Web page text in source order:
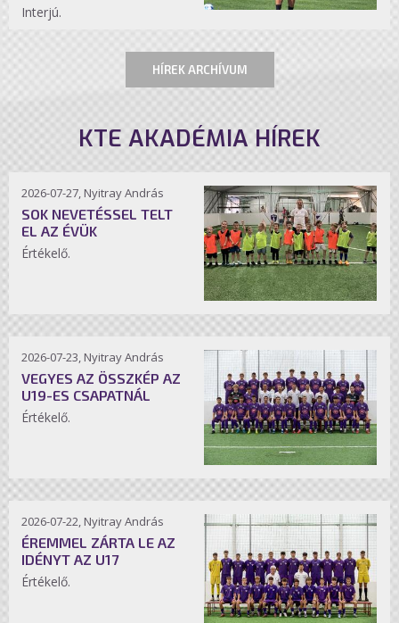
Interjú.
HÍREK ARCHÍVUM
KTE AKADÉMIA HÍREK
2026-07-27, Nyitray András
SOK NEVETÉSSEL TELT
EL AZ ÉVÜK
Értékelő.
2026-07-23, Nyitray András
VEGYES AZ ÖSSZKÉP AZ
U19-ES CSAPATNÁL
Értékelő.
2026-07-22, Nyitray András
ÉREMMEL ZÁRTA LE AZ
IDÉNYT AZ U17
Értékelő.